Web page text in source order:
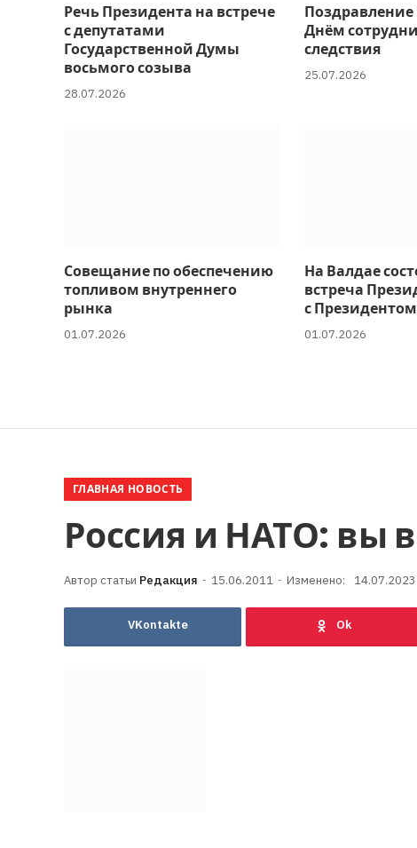
Речь Президента на встрече
с депутатами
Государственной Думы
восьмого созыва
28.07.2026
Поздравление
Днём
следствия
25.07.2026
Совещание по обеспечению
топливом внутреннего
рынка
01.07.2026
На Валдае
встреча
с
01.07.2026
ГЛАВНАЯ НОВОСТЬ
Россия и НАТО: вы
Редакция 15.06.2011 Изменено: 14.07.2023
VKontakte